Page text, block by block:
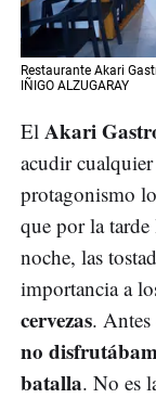
Restaurante Akari
IÑIGO ALZUGARAY
El Akari
acudir
protagonismo
que por la
noche, las
importancia a
cervezas.
no
batalla. No es